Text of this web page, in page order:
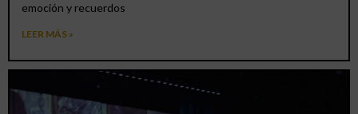
emoción y recuerdos
LEER MÁS »